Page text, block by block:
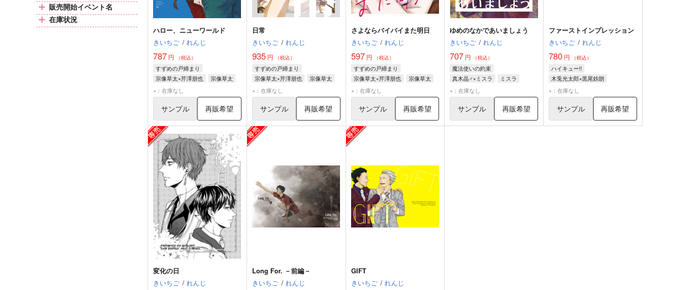
販売開始イベント名
在庫状況
ハロー、ニューワールド
きいちご / れんじ
787 円 （税込）
すずめの戸締まり
宗像草太×芹澤朋也
宗像草太
芹澤朋也
×：在庫なし
サンプル 再販希望
日常
きいちご / れんじ
935円 （税込）
すずめの戸締まり
宗像草太×芹澤朋也
宗像草太
芹澤朋也
×：在庫なし
サンプル 再販希望
さよならバイバイまた明日
きいちご / れんじ
597円 （税込）
すずめの戸締まり
宗像草太×芹澤朋也
宗像草太
芹澤朋也
×：在庫なし
サンプル 再販希望
ゆめのなかであいましょう
きいちご / れんじ
707 円 （税込）
魔法使いの約束
真木晶♂×ミスラ
ミスラ
真木晶
×：在庫なし
サンプル 再販希望
ファーストインプレッション
きいちご / れんじ
780 円 （税込）
ハイキュー!!
木兎光太郎×黒尾鉄朗
木兎光太郎
×：在庫なし
サンプル 再販希望
変化の日
きいちご / れんじ
Long For. －前編－
きいちご / れんじ
GIFT
きいちご / れんじ